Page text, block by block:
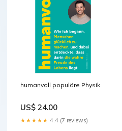
humanvoll populäre Physik
US$ 24.00
★★★★★ 4.4 (7 reviews)